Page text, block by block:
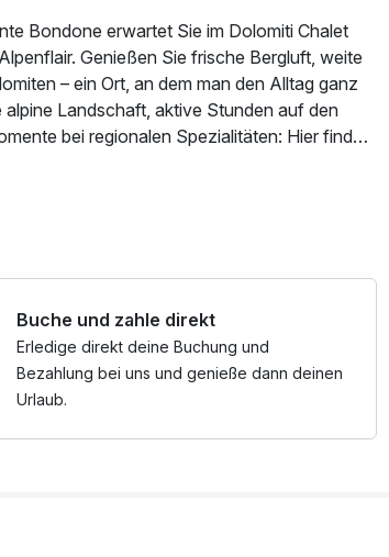
Bondone erwartet Sie im Dolomiti Chalet
Genießen Sie frische Bergluft, weite
– ein Ort, an dem man den Alltag ganz
Landschaft, aktive Stunden auf den
bei regionalen Spezialitäten: Hier finden
paar Tage voller Natur und Genuss – das
Buche und zahle direkt
Erledige direkt deine Buchung und
Bezahlung bei uns und genieße dann deinen
Urlaub.